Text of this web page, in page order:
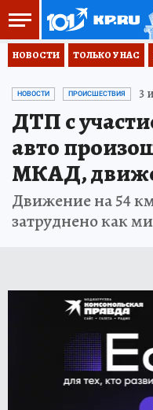
НОВОСТИ ТОЛЬКО У НАС
НОВОСТИ ПРОИСШЕСТВИЯ 3
ДТП с
авто
МКАД,
Движение на 54
затруднено как